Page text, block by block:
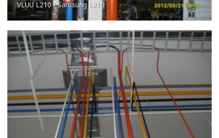
VLUU L210 / Samsung L210